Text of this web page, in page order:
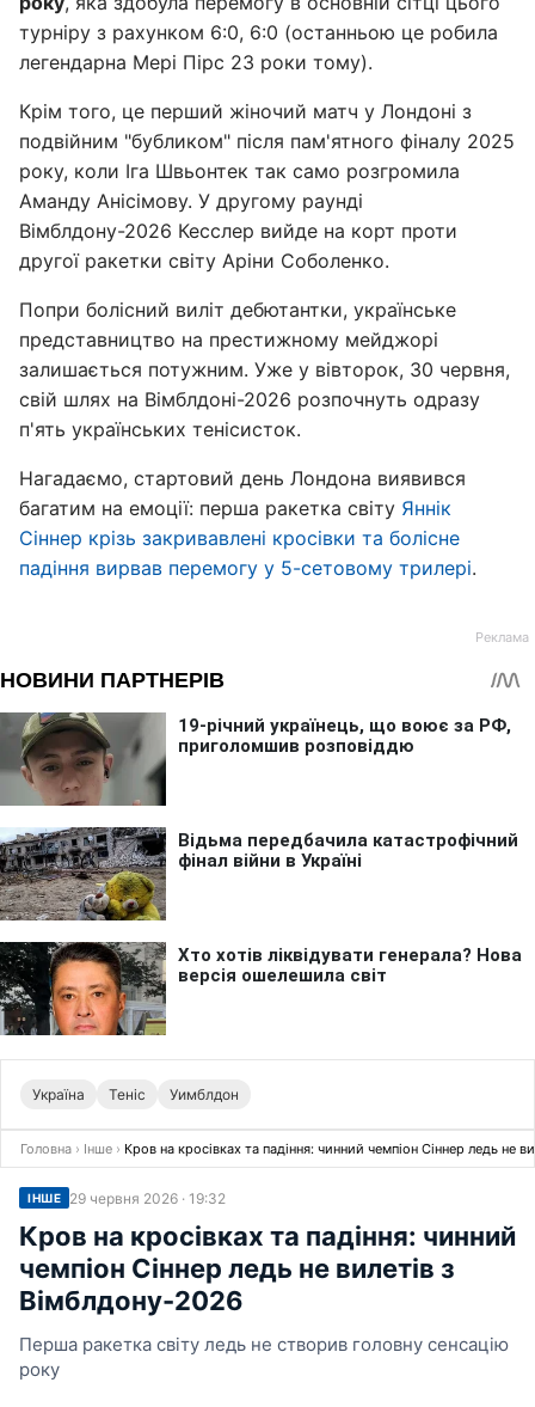
турніру з рахунком 6:0, 6:0 (останньою це робила
легендарна Мері Пірс 23 роки тому).
Крім того, це перший жіночий матч у Лондоні з
подвійним "бубликом" після пам'ятного фіналу 2025
року, коли Іга Швьонтек так само розгромила
Аманду Анісімову. У другому раунді
Вімблдону-2026 Кесслер вийде на корт проти
другої ракетки світу Аріни Соболенко.
Попри болісний виліт дебютантки, українське
представництво на престижному мейджорі
залишається потужним. Уже у вівторок, 30 червня,
свій шлях на Вімблдоні-2026 розпочнуть одразу
п'ять українських тенісисток.
Нагадаємо, стартовий день Лондона виявився
багатим на емоції: перша ракетка світу Яннік
Сіннер крізь закривавлені кросівки та болісне
падіння вирвав перемогу у 5-сетовому трилері.
Україна Теніс Уимблдон
Головна › Інше › Кров на кросівках та падіння: чинний чемпіон Сіннер ледь не
ІНШЕ 29 червня 2026 · 19:32
Кров на кросівках та падіння: чинний
чемпіон Сіннер ледь не вилетів з
Вімблдону-2026
Перша ракетка світу ледь не створив головну сенсацію
року